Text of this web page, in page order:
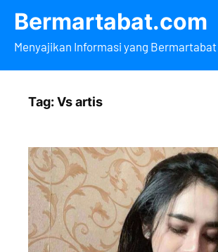
Bermartabat.com
Menyajikan Informasi yang Bermartabat
Tag:Vs artis